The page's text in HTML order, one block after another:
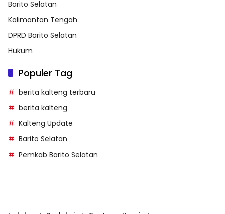
Barito Selatan
Kalimantan Tengah
DPRD Barito Selatan
Hukum
Populer Tag
berita kalteng terbaru
berita kalteng
Kalteng Update
Barito Selatan
Pemkab Barito Selatan